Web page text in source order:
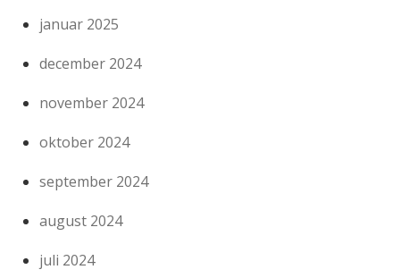
januar 2025
december 2024
november 2024
oktober 2024
september 2024
august 2024
juli 2024